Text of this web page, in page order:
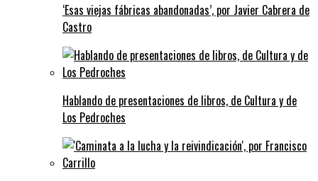
‘Esas viejas fábricas abandonadas’, por Javier Cabrera de
Castro
Hablando de presentaciones de libros, de Cultura y de
Los Pedroches